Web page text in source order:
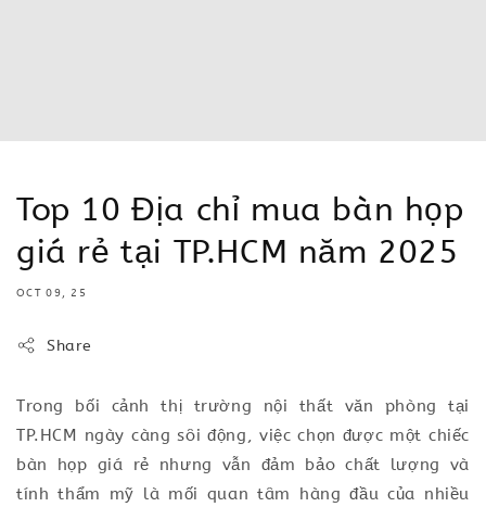
Top 10 Địa chỉ mua bàn họp
giá rẻ tại TP.HCM năm 2025
OCT 09, 25
Share
Trong bối cảnh thị trường nội thất văn phòng tại
TP.HCM ngày càng sôi động, việc chọn được một chiếc
bàn họp giá rẻ nhưng vẫn đảm bảo chất lượng và
tính thẩm mỹ là mối quan tâm hàng đầu của nhiều